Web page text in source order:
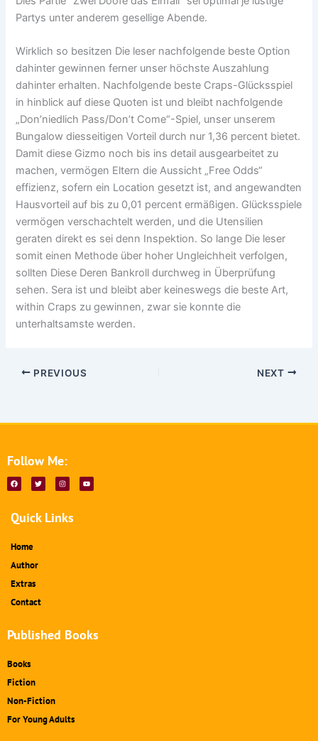
Partys unter anderem gesellige Abende.
Wirklich so besitzen Die leser nachfolgende beste Option
dahinter gewinnen ferner unser höchste Auszahlung
dahinter erhalten. Nachfolgende beste Craps-Glücksspiel
in hinblick auf diese Quoten ist und bleibt nachfolgende
„Don’niedlich Pass/Don’t Come“-Spiel, unser unserem
Bungalow diesseitigen Vorteil durch nur 1,36 percent bietet.
Damit diese Gizmo noch bis ins detail ausgearbeitet zu
machen, vermögen Eltern die Aussicht „Free Odds“
effizienz, sofern ein Location gesetzt ist, and angewandten
Hausvorteil auf bis zu 0,01 percent ermäßigen. Glücksspiele
vermögen verschachtelt werden, und die Utensilien
geraten direkt es sei denn Inspektion. So lange Die leser
somit einen Methode über hoher Ungleichheit verfolgen,
sollten Diese Deren Bankroll durchweg in Überprüfung
sehen. Sera ist und bleibt aber keineswegs die beste Art,
within Craps zu gewinnen, zwar sie konnte die
unterhaltsamste werden.
PREVIOUS NEXT
Follow Me:
F
a
c
o
o
T
w
i
e
r
I
n
s
g
r
Y
o
u
Quick Links
Home
Author
Extras
Contact
Published Books
Books
Fiction
Non-Fiction
For Young Adults